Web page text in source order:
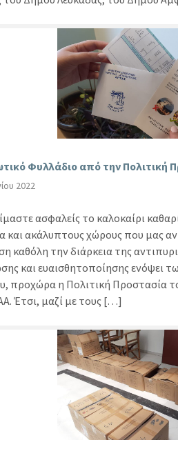
Φυλλάδιο από την Πολιτική
2022
ασφαλείς το καλοκαίρι
και ακάλυπτους χώρους που μας
καθόλη την διάρκεια της
και ευαισθητοποίησης ενόψει
προχώρα η Πολιτική Προστασία
Έτσι, μαζί με τους […]